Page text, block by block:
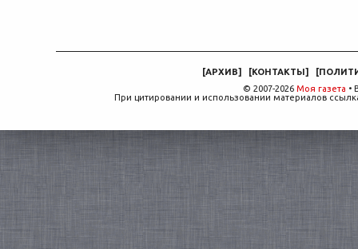
[АРХИВ] [КОНТАКТЫ] [
© 2007-2026 Моя газета •
При цитировании и использовании материалов